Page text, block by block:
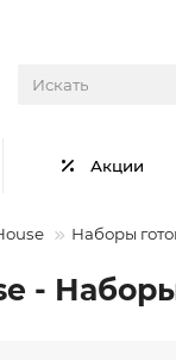
Акции
Наборы
-